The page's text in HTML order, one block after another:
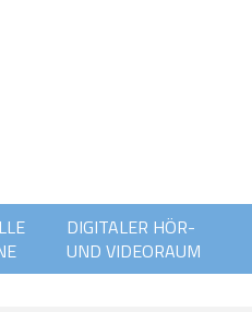
DIGITALER HÖR-
UND VIDEORAUM